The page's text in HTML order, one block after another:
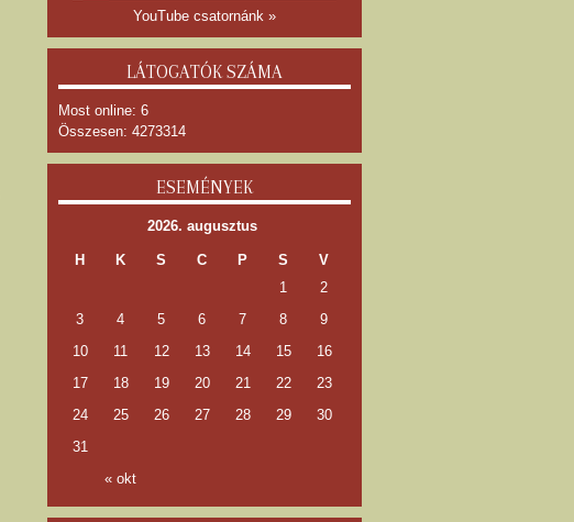
YouTube csatornánk »
LÁTOGATÓK SZÁMA
Most online: 6
Összesen: 4273314
ESEMÉNYEK
2026. augusztus
H K S C P S V
« okt
1
2
3
4 5 6 7 8
9
10
11 12 13 14 15
16
17
18 19 20 21 22
23
24
25 26 27 28 29
30
31